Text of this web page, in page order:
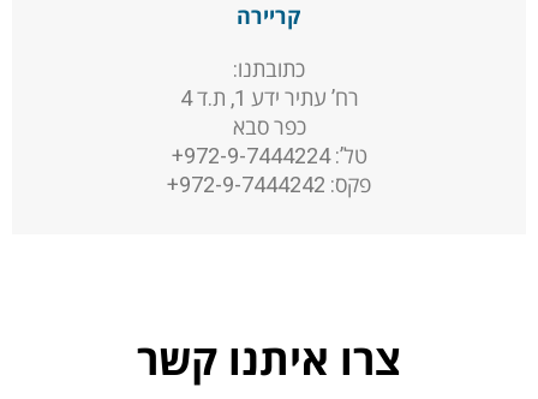
קריירה
כתובתנו:
רח’ עתיר ידע 1, ת.ד 4
כפר סבא
טל’: 972-9-7444224+
פקס: 972-9-7444242+
צרו איתנו קשר